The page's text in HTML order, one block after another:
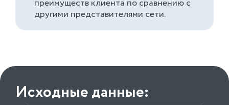
преимуществ клиента по сравнению с
другими представителями сети.
Исходные данные: